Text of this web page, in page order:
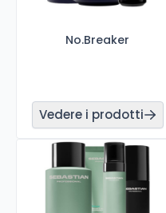
No.Breaker
Vedere i prodotti